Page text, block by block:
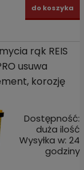
do koszyka
rąk REIS
usuwa
korozję
Dostępność:
duża ilość
Wysyłka w: 24
godziny